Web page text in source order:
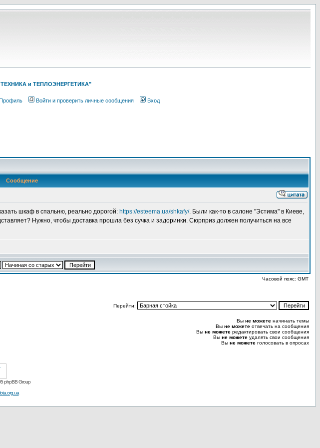
и ТЕПЛОЭНЕРГЕТИКА"
Войти и проверить личные сообщения Вход
Сообщение
шкаф в спальню, реально дорогой: https://esteema.ua/shkafy/. Были как-то в салоне "Эстима" в Киеве,
Нужно, чтобы доставка прошла без сучка и задоринки. Сюрприз должен получиться на все
Часовой пояс: GMT
Перейти:
Вы не можете начинать темы
Вы не можете отвечать на сообщения
Вы не можете редактировать свои сообщения
Вы не можете удалять свои сообщения
Вы не можете голосовать в опросах
phpBB Group